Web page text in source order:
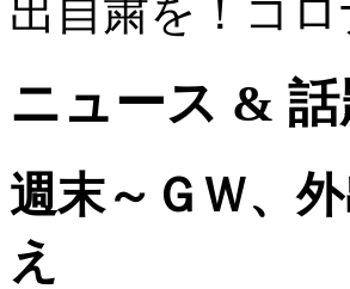
出自粛を！コ
ニュース & 話
週末～ＧＷ、
え